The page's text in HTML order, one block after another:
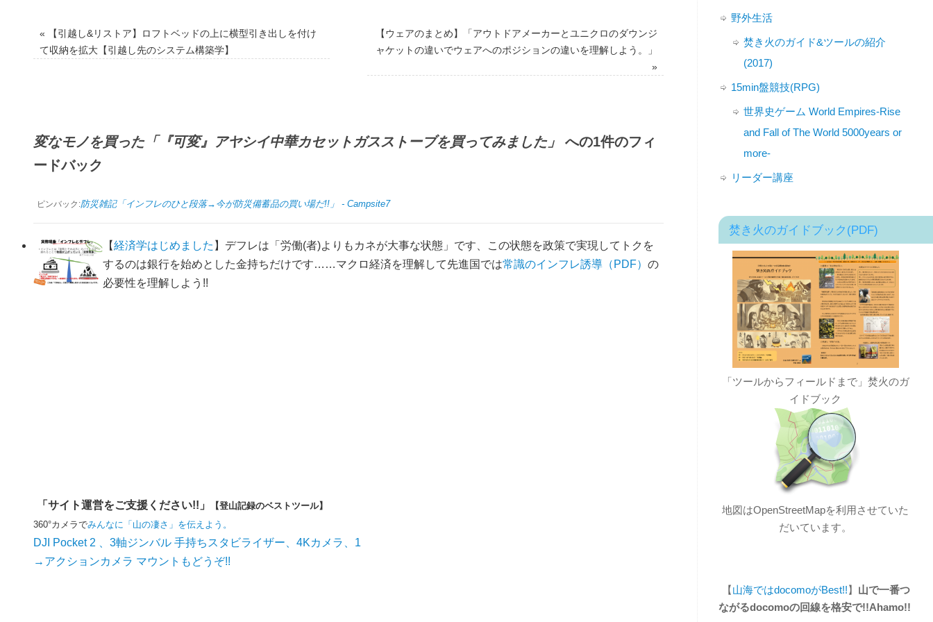
« 【引越し&リストア】ロフトベッドの上に横型引き出しを付け
て収納を拡大【引越し先のシステム構築学】
【ウェアのまとめ】「アウトドアメーカーとユニクロのダウンジ
ャケットの違いでウェアへのポジションの違いを理解しよう。」
»
変なモノを買った「『可変』アヤシイ中華カセットガスストーブを買ってみました」
への1件のフィ
ードバック
ピンバック:防災雑記「インフレのひと段落→今が防災備蓄品の買い場だ!!」 - Campsite7
【経済学はじめました 】デフレは「労働(者)よりもカネが大事な状態」です、この状態を政策で実現してトクを
するのは銀行を始めとした金持ちだけです……マクロ経済を理解して先進国では常識のインフレ誘導（PDF） の
必要性を理解しよう!!
「サイト運営をご支援ください!!」
【登山記録のベストツール】
360°カメラでみんなに「山の凄さ」を伝えよう。
DJI Pocket 2 、3軸ジンバル 手持ちスタビライザー、4Kカメラ、1
→アクションカメラ マウントもどうぞ!!
野外生活
焚き火のガイド&ツールの紹介
(2017)
15min盤競技(RPG)
世界史ゲーム World Empires-Rise
and Fall of The World 5000years or
more-
リーダー講座
焚き火のガイドブック(PDF)
「ツールからフィールドまで」焚火のガ
イドブック
地図はOpenStreetMapを利用させていた
だいています。
【山海ではdocomoがBest!!】 山で一番つ
ながるdocomoの回線を格安で!!Ahamo!!